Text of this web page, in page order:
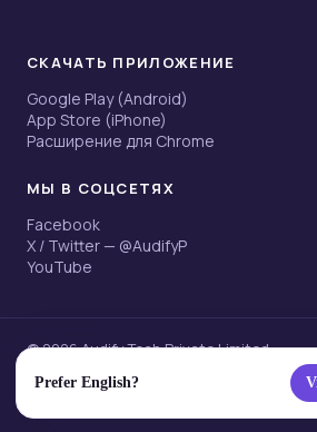
СКАЧАТЬ ПРИЛОЖЕНИЕ
Google Play (Android)
App Store (iPhone)
Расширение для Chrome
МЫ В СОЦСЕТЯХ
Facebook
X / Twitter — @AudifyP
YouTube
© 2026 Audify Tech Private Limited
Данные на этой странице проверены 6
Audify Tech
Prefer English?